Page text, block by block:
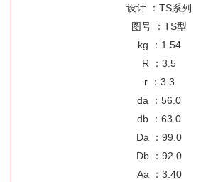
设计 ：TS系列
图号 ：TS型
kg ：1.54
R ：3.5
r ：3.3
da ：56.0
db ：63.0
Da ：99.0
Db ：92.0
Aa ：3.40